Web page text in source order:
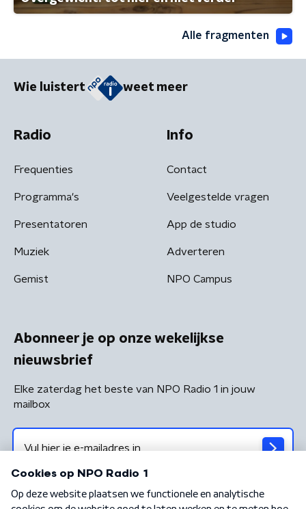
Alle fragmenten
Wie luistert weet meer
Radio
Frequenties
Programma's
Presentatoren
Muziek
Gemist
Info
Contact
Veelgestelde vragen
App de studio
Adverteren
NPO Campus
Abonneer je op onze wekelijkse
nieuwsbrief
Elke zaterdag het beste van NPO Radio 1 in jouw
mailbox